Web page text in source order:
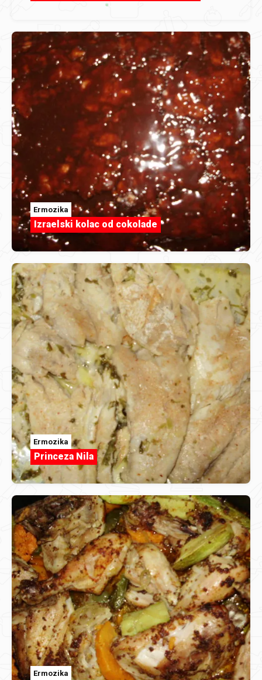
Ermozika
Izraelski kolac od cokolade
Ermozika
Princeza Nila
Ermozika